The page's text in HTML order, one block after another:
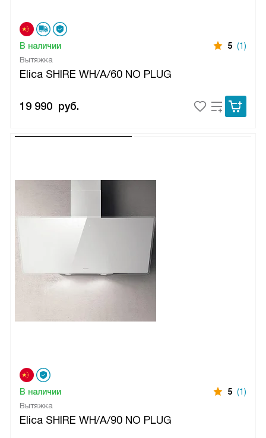
Вытяжка
Elica SHIRE WH/A/60 NO PLUG
В наличии 5 (1)
19 990 руб.
Вытяжка
Elica SHIRE WH/A/90 NO PLUG
В наличии 5 (1)